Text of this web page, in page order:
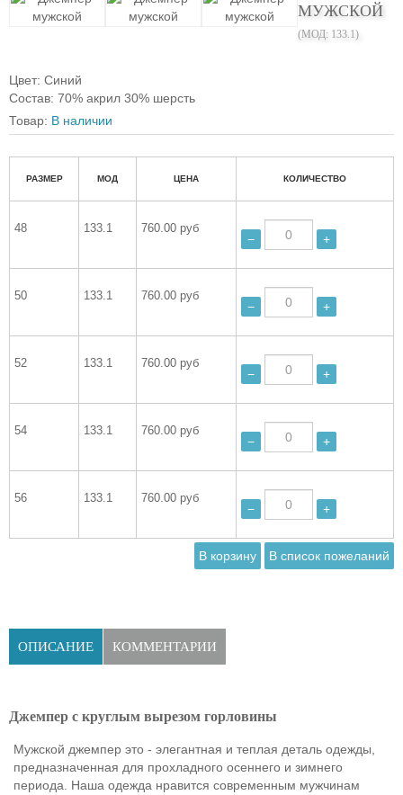
МУЖСКОЙ
(МОД: 133.1)
Цвет: Синий
Состав: 70% акрил 30% шерсть
Товар: В наличии
РАЗМЕР МОД ЦЕНА КОЛИЧЕСТВО
48 133.1 760.00 руб
− +
50 133.1 760.00 руб
− +
52 133.1 760.00 руб
− +
54 133.1 760.00 руб
− +
56 133.1 760.00 руб
− +
ОПИСАНИЕ КОММЕНТАРИИ
Джемпер с круглым вырезом горловины
Мужской джемпер это - элегантная и теплая деталь одежды,
предназначенная для прохладного осеннего и зимнего
периода. Наша одежда нравится современным мужчинам